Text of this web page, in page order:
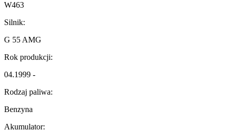
W463
Silnik:
G 55 AMG
Rok produkcji:
04.1999 -
Rodzaj paliwa:
Benzyna
Akumulator: